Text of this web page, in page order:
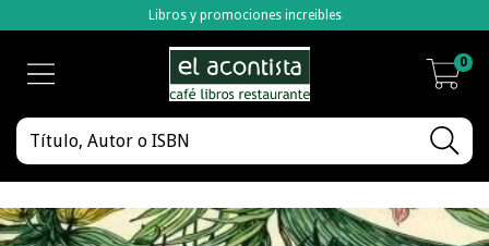
Libros y promociones increibles
0